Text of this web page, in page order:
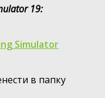
19:
Simulator
в папку